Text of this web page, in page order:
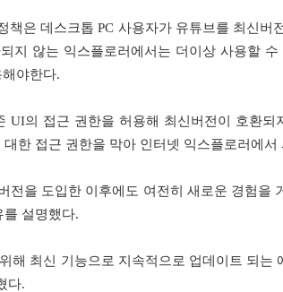
책은 데스크톱 PC 사용자가 유튜브를 최신버
지 않는 익스플로러에서는 더이상 사용할 수
야한다.
UI의 접근 권한을 허용해 최신버전이 호환
대한 접근 권한을 막아 인터넷 익스플로러에서
전을 도입한 이후에도 여전히 새로운 경험을
를 설명했다.
해 최신 기능으로 지속적으로 업데이트 되는
다.